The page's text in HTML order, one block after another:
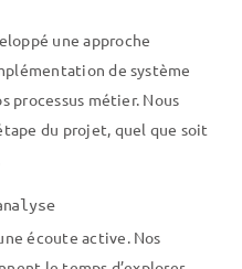
une approche
de système
processus métier. Nous
du projet, quel que soit
écoute active. Nos